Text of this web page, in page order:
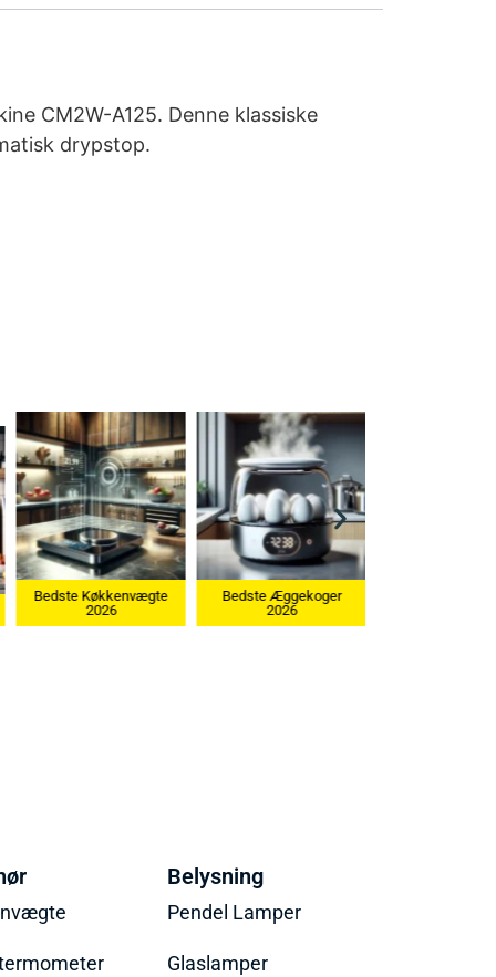
CM2W-A125. Denne klassiske
drypstop.
Køkkenvægte
Bedste Æggekoger
Belysning
Pendel Lamper
Glaslamper